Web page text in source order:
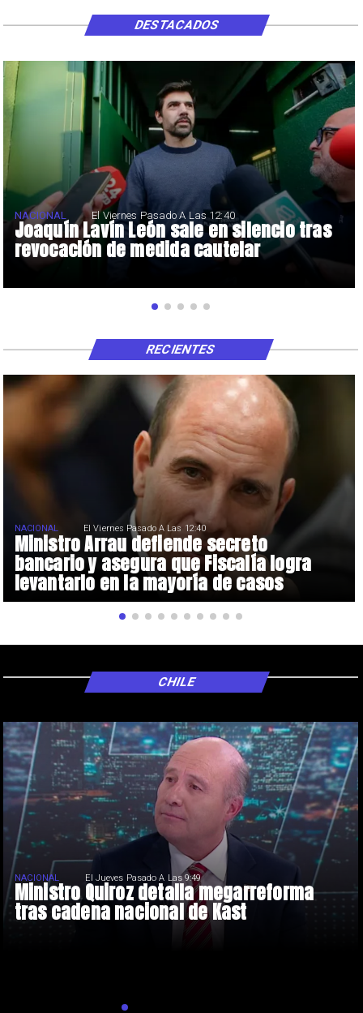
Joaquín Lavín León sale en silencio tras
revocación de medida cautelar
NACIONAL El Viernes Pasado A Las 12:40
DESTACADOS
Ministro Arrau defiende secreto
bancario y asegura que Fiscalía logra
levantarlo en la mayoría de casos
NACIONAL El Viernes Pasado A Las 12:40
RECIENTES
Ministro Quiroz detalla megarreforma
tras cadena nacional de Kast
NACIONAL El Jueves Pasado A Las 9:49
CHILE